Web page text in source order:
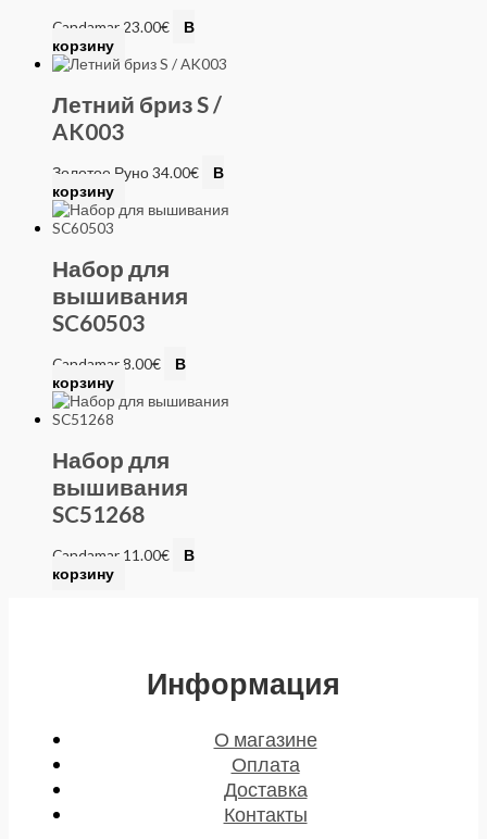
Candamar 23.00€
В
корзину
Летний бриз S /
AK003
Золотое Руно34.00€
В
корзину
Набор для
вышивания
SC60503
Candamar8.00€
В
корзину
Набор для
вышивания
SC51268
Candamar 11.00€
В
корзину
Информация
О магазине
Оплата
Доставка
Контакты